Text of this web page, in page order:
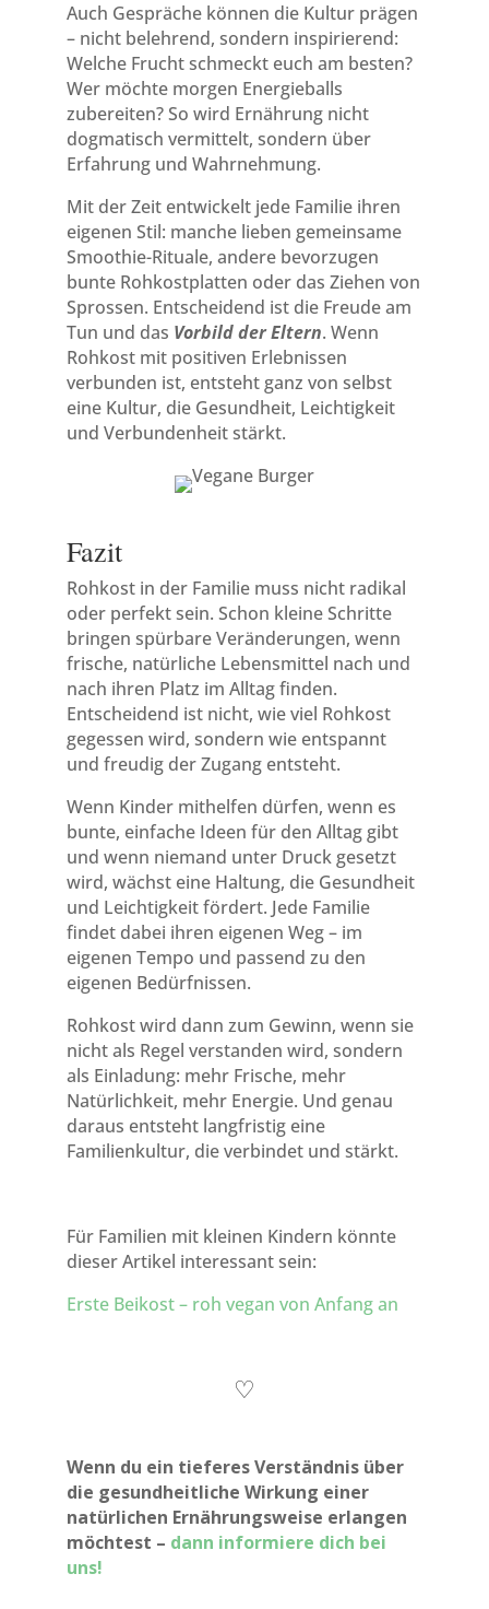
Auch Gespräche können die Kultur prägen
– nicht belehrend, sondern inspirierend:
Welche Frucht schmeckt euch am besten?
Wer möchte morgen Energieballs
zubereiten? So wird Ernährung nicht
dogmatisch vermittelt, sondern über
Erfahrung und Wahrnehmung.
Mit der Zeit entwickelt jede Familie ihren
eigenen Stil: manche lieben gemeinsame
Smoothie-Rituale, andere bevorzugen
bunte Rohkostplatten oder das Ziehen von
Sprossen. Entscheidend ist die Freude am
Tun und das Vorbild der Eltern. Wenn
Rohkost mit positiven Erlebnissen
verbunden ist, entsteht ganz von selbst
eine Kultur, die Gesundheit, Leichtigkeit
und Verbundenheit stärkt.
Fazit
Rohkost in der Familie muss nicht radikal
oder perfekt sein. Schon kleine Schritte
bringen spürbare Veränderungen, wenn
frische, natürliche Lebensmittel nach und
nach ihren Platz im Alltag finden.
Entscheidend ist nicht, wie viel Rohkost
gegessen wird, sondern wie entspannt
und freudig der Zugang entsteht.
Wenn Kinder mithelfen dürfen, wenn es
bunte, einfache Ideen für den Alltag gibt
und wenn niemand unter Druck gesetzt
wird, wächst eine Haltung, die Gesundheit
und Leichtigkeit fördert. Jede Familie
findet dabei ihren eigenen Weg – im
eigenen Tempo und passend zu den
eigenen Bedürfnissen.
Rohkost wird dann zum Gewinn, wenn sie
nicht als Regel verstanden wird, sondern
als Einladung: mehr Frische, mehr
Natürlichkeit, mehr Energie. Und genau
daraus entsteht langfristig eine
Familienkultur, die verbindet und stärkt.
Für Familien mit kleinen Kindern könnte
dieser Artikel interessant sein:
Erste Beikost – roh vegan von Anfang an
♡
Wenn du ein tieferes Verständnis über
die gesundheitliche Wirkung einer
natürlichen Ernährungsweise erlangen
möchtest – dann informiere dich bei
uns!